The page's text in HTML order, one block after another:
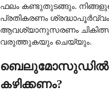
ഫലം കണ്ടുതുടങ്ങും.
പ്രതികരണം ശ്രദ്ധാപൂർവ്വം
ആവശ്യാനുസരണം ചികിത്സാ
വരുത്തുകയും ചെയ്യും.
ബെലുമോസുഡിൽ
കഴിക്കണം?